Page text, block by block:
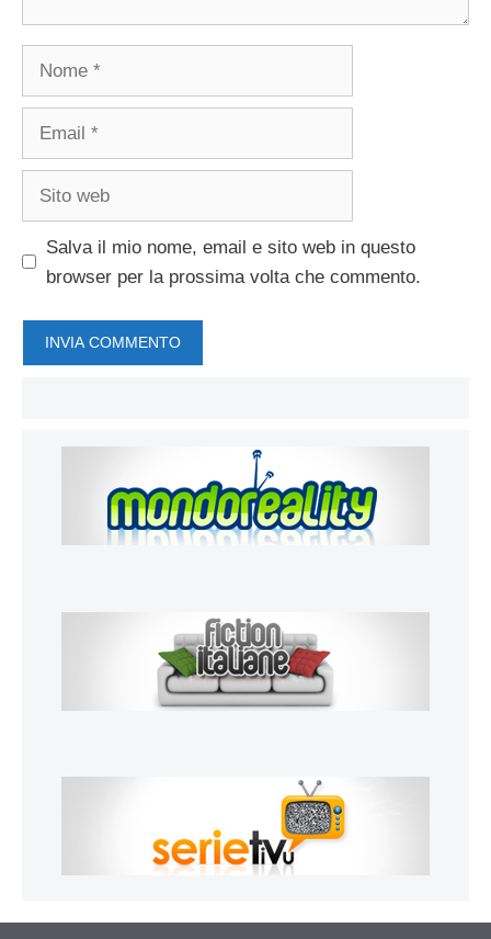
Nome
Email
Sito
Salva il mio nome, email e sito web in questo
browser per la prossima volta che commento.